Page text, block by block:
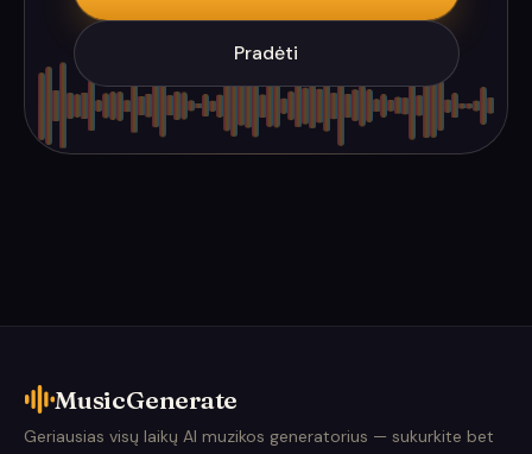
Pradėti
MusicGenerate
Geriausias visų laikų AI muzikos generatorius — sukurkite bet